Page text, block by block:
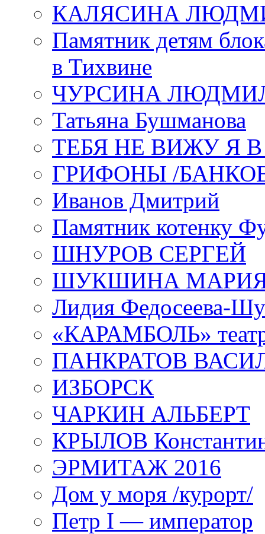
КАЛЯСИНА
Памятник детям
в Тихвине
ЧУРСИНА
Татьяна Бушманова
ТЕБЯ НЕ ВИЖУ Я
ГРИФОНЫ /
Иванов Дмитрий
Памятник котенку
ШНУРОВ СЕРГЕЙ
ШУКШИНА
Лидия Федосеева-
«КАРАМБОЛЬ»
ПАНКРАТОВ
ИЗБОРСК
ЧАРКИН АЛЬБЕРТ
КРЫЛОВ
ЭРМИТАЖ 2016
Дом у моря /курорт/
Петр I — император